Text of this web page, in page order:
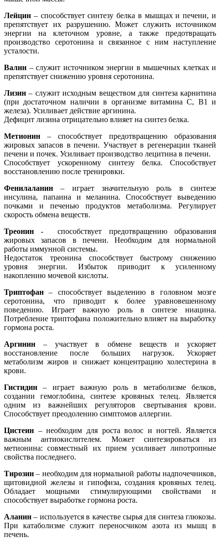
Лейцин – способствует синтезу белка в мышцах и печени, и
препятствует их разрушению. Может служить источником
энергии на клеточном уровне, а также предотвращать
производство серотонина и связанное с ним наступление
усталости.
Валин – служит источником энергии в мышечных клетках и
препятствует снижению уровня серотонина.
Лизин– служит исходным веществом для синтеза карнитина
(при достаточном наличии в организме витамина C, B1 и
железа). Усиливает действие аргинина.
Дефицит лизина отрицательно влияет на синтез белка.
Метионин – способствует предотвращению образования
жировых запасов в печени. Участвует в регенерации тканей
печени и почек. Усиливает производство лецитина в печени.
Способствует ускоренному синтезу белка. Способствует
восстановлению после тренировки.
Фенилаланин– играет значительную роль в синтезе
инсулина, папаина и меланина. Способствует выведению
почками и печенью продуктов метаболизма. Регулирует
скорость обмена веществ.
Треонин- способствует предотвращению образования
жировых запасов в печени. Необходим для нормальной
работы иммунной системы.
Недостаток треонина способствует быстрому снижению
уровня энергии. Избыток приводит к усиленному
накоплению мочевой кислоты.
Триптофан– способствует выделению в головном мозге
серотонина, что приводит к более уравновешенному
поведению. Играет важную роль в синтезе ниацина.
Потребление триптофана положительно влияет на выработку
гормона роста.
Аргинин– участвует в обмене веществ и ускоряет
восстановление после больших нагрузок. Ускоряет
метаболизм жиров и снижает концентрацию холестерина в
крови.
Гистидин– играет важную роль в метаболизме белков,
создании гемоглобина, синтезе кровяных телец. Является
одним из важнейших регуляторов свертывания крови.
Способствует преодолению симптомов аллергии.
Цистеин – необходим для роста волос и ногтей. Является
важным антиокислителем. Может синтезироваться из
метионина: совместный их прием усиливает липотропные
свойства последнего.
Тирозин– необходим для нормальной работы надпочечников,
щитовидной железы и гипофиза, создания кровяных телец.
Обладает мощными стимулирующими свойствами и
способствует выработке гормона роста.
Аланин– используется в качестве сырья для синтеза глюкозы.
При катаболизме служит переносчиком азота из мышц в
печень.